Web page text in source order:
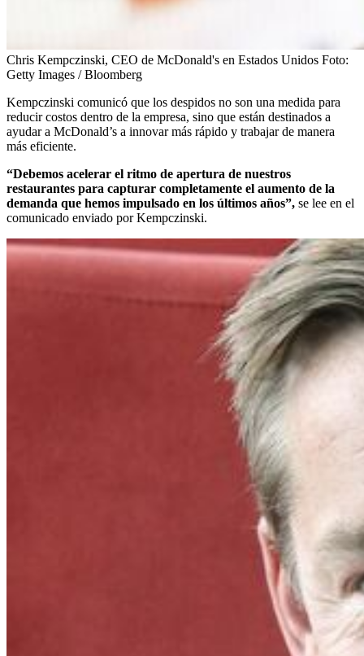
Chris Kempczinski, CEO de McDonald's en Estados Unidos Foto:
Getty Images / Bloomberg
Kempczinski comunicó que los despidos no son una medida para
reducir costos dentro de la empresa, sino que están destinados a
ayudar a McDonald’s a innovar más rápido y trabajar de manera
más eficiente.
“Debemos acelerar el ritmo de apertura de nuestros
restaurantes para capturar completamente el aumento de la
demanda que hemos impulsado en los últimos años”, se lee en el
comunicado enviado por Kempczinski.